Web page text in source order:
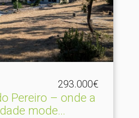
293.000€
Pereiro – onde a
mode.​..